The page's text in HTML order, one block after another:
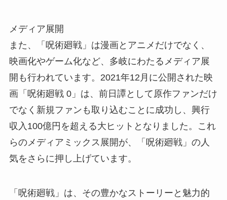
メディア展開
また、「呪術廻戦」は漫画とアニメだけでなく、
映画化やゲーム化など、多岐にわたるメディア展
開も行われています。2021年12月に公開された映
画「呪術廻戦 0」は、前日譚として原作ファンだけ
でなく新規ファンも取り込むことに成功し、興行
収入100億円を超える大ヒットとなりました。これ
らのメディアミックス展開が、「呪術廻戦」の人
気をさらに押し上げています。
「呪術廻戦」は、その豊かなストーリーと魅力的